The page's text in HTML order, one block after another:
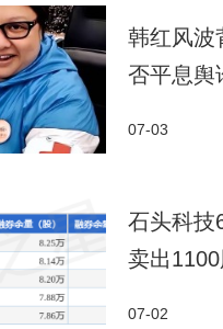
韩红风波
否平息舆
07-03
石头科技
卖出
07-02